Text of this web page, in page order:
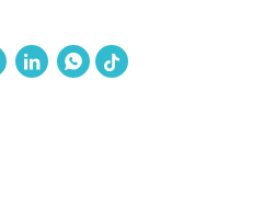
 